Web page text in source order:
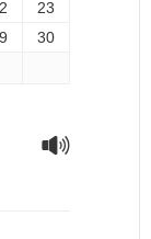
23
30